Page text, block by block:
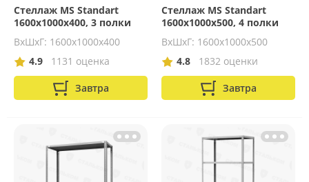
Стеллаж MS Standart
1600х1000х400, 3 полки
ВхШхГ: 1600x1000x400
4.9
1131 оценка
Завтра
Стеллаж MS Standart
1600х1000х500, 4 полки
ВхШхГ: 1600x1000x500
4.8
1832 оценки
Завтра